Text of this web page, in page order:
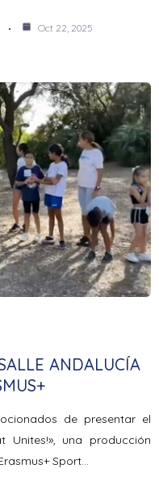
Oct 22, 2025
ANDALUCÍA
de presentar el
Unites!», una producción
Sport…